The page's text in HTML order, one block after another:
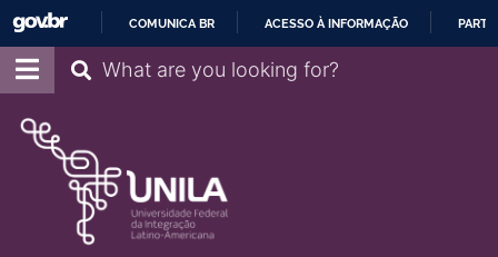
COMUNICA BR ACESSO À INFORMAÇÃO
Pesquisar